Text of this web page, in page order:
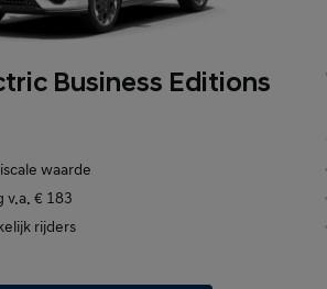
Business Editions
waarde
v.a. € 183
rijders